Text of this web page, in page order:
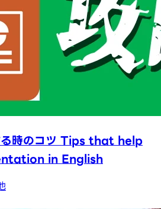
る時のコツ Tips that help
in English